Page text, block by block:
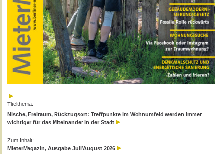
Titelthema:
Nische, Freiraum, Rückzugsort: Treffpunkte im Wohnumfeld werden immer
wichtiger für das Miteinander in der Stadt
Zum Inhalt:
MieterMagazin, Ausgabe Juli/August 2026